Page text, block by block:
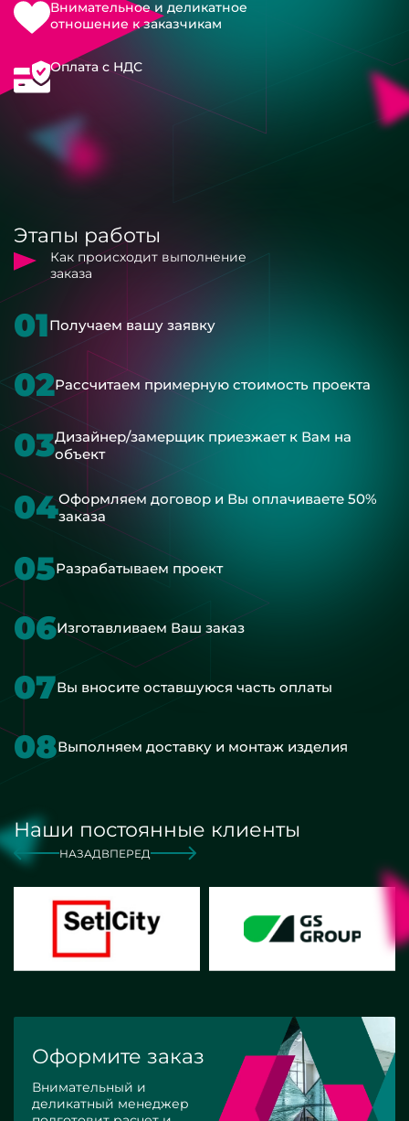
Внимательное и деликатное
отношение к заказчикам
Оплата с НДС
Этапы работы
Как происходит выполнение
заказа
01Получаем вашу заявку
02Рассчитаем примерную стоимость проекта
03Дизайнер/замерщик приезжает к Вам на
объект
04Оформляем договор и Вы оплачиваете 50%
заказа
05Разрабатываем проект
06Изготавливаем Ваш заказ
07Вы вносите оставшуюся часть оплаты
08Выполняем доставку и монтаж изделия
Наши постоянные клиенты
НАЗАД ВПЕРЕД
Оформите заказ
Внимательный и
деликатный менеджер